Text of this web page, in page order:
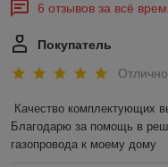
6 отзывов за всё
Покупатель
Отлично
Качество комплектующих
Благодарю за помощь в
газопровода к моему дому